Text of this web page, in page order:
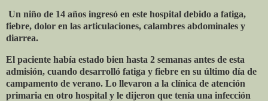
Un niño de 14 años ingresó en este hospital debido a fatiga,
fiebre, dolor en las articulaciones, calambres abdominales y
diarrea.
El paciente había estado bien hasta 2 semanas antes de esta
admisión, cuando desarrolló fatiga y fiebre en su último día de
campamento de verano. Lo llevaron a la clínica de atención
primaria en otro hospital y le dijeron que tenía una infección